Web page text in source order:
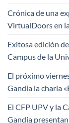
Crónica de una
VirtualDoors en
Exitosa edición
Campus de la
El próximo
Gandia la charla
El CFP UPV y la
Gandia